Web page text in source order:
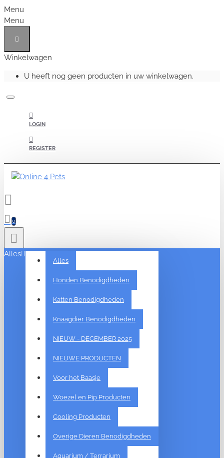
Menu
Menu
Winkelwagen
U heeft nog geen producten in uw winkelwagen.
LOGIN
REGISTER
0
Alles
Alles
Honden Benodigdheden
Katten Benodigdheden
Knaagdier Benodigdheden
NIEUW - DECEMBER 2025
NIEUWE PRODUCTEN
Voor het Baasje
Woezel en Pip Producten
Cooling Producten
Overige Dieren Benodigdheden
Aquarium / Terrarium